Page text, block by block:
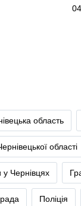
область
області
Чернівцях
Поліція